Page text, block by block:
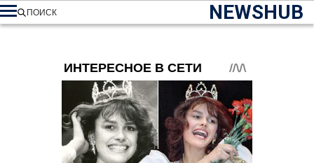
NEWSHUB
ПОИСК